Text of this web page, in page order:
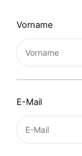
Vorname
E-Mail